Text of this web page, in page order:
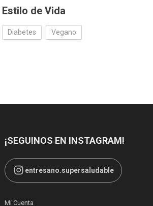
Estilo de Vida
Diabetes Vegano
¡SEGUINOS EN INSTAGRAM!
entresano.supersaludable
Mi Cuenta